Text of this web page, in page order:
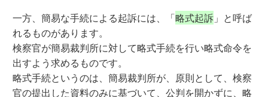
一方、簡易な手続による起訴には、「略式起訴 」と呼ば
れるものがあります。
検察官が簡易裁判所に対して略式手続を行い略式命令を
出すよう求めるものです。
略式手続というのは、簡易裁判所が、原則として、検察
官の提出した資料のみに基づいて、公判を開かずに、略